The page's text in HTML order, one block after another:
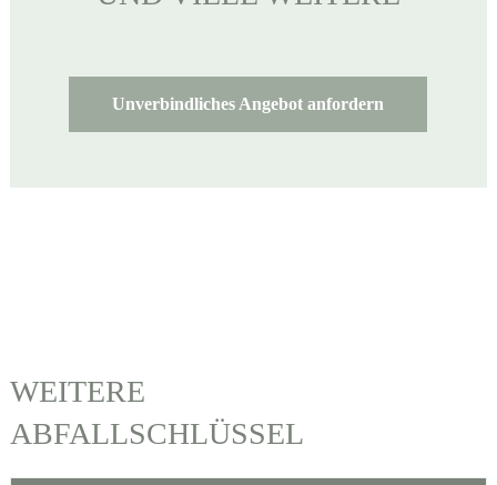
Unverbindliches Angebot anfordern
WEITERE
ABFALLSCHLÜSSEL